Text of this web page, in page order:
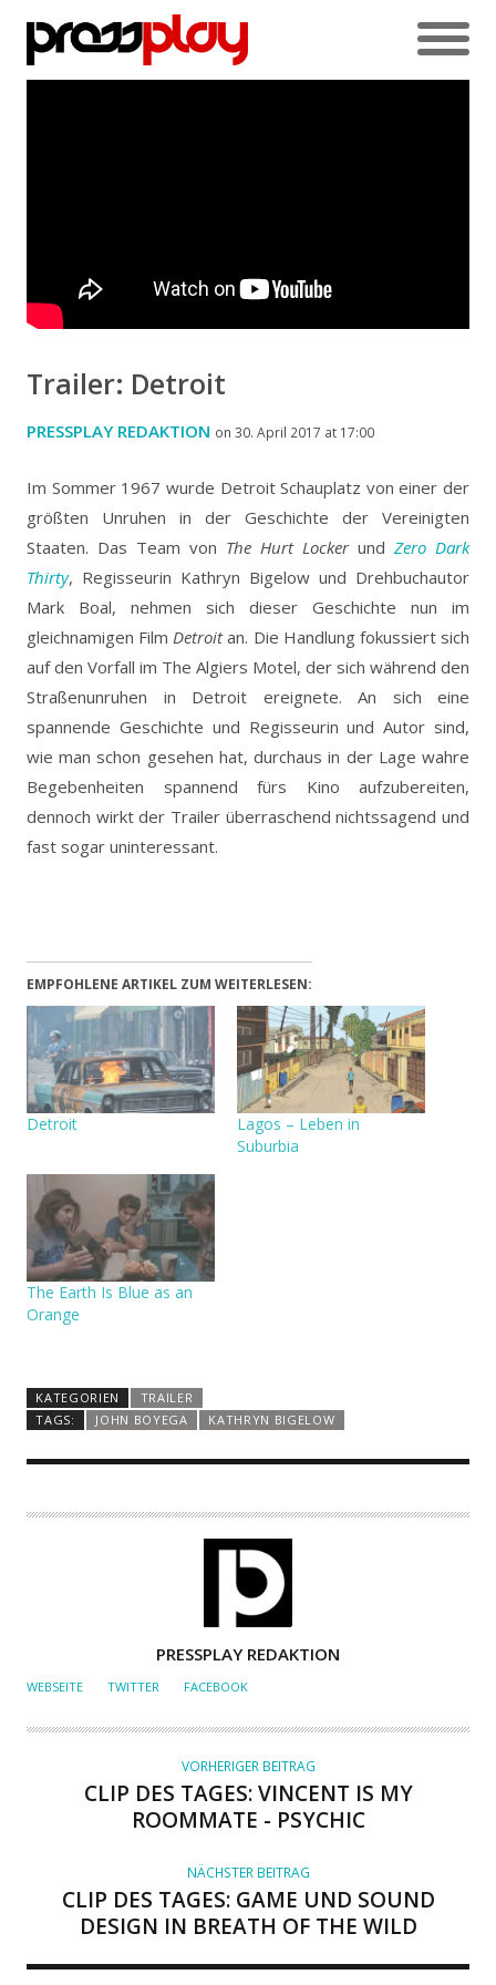
Trailer: Detroit
PRESSPLAY REDAKTION on 30. April 2017 at 17:00
Im Sommer 1967 wurde Detroit Schauplatz von einer der
größten Unruhen in der Geschichte der Vereinigten
Staaten. Das Team von The Hurt Lockerund Zero Dark
Thirty, Regisseurin Kathryn Bigelow und Drehbuchautor
Mark Boal, nehmen sich dieser Geschichte nun im
gleichnamigen Film Detroitan. Die Handlung fokussiert sich
auf den Vorfall im The Algiers Motel, der sich während den
Straßenunruhen in Detroit ereignete. An sich eine
spannende Geschichte und Regisseurin und Autor sind,
wie man schon gesehen hat, durchaus in der Lage wahre
Begebenheiten spannend fürs Kino aufzubereiten,
dennoch wirkt der Trailer überraschend nichtssagend und
fast sogar uninteressant.
EMPFOHLENE ARTIKEL ZUM WEITERLESEN:
Detroit
Lagos – Leben in
Suburbia
The Earth Is Blue as an
Orange
KATEGORIEN
TRAILER
TAGS:
JOHN BOYEGA KATHRYN BIGELOW
U
O
PRESSPLAY REDAKTION
WEBSEITE TWITTER FACEBOOK
VORHERIGER BEITRAG
CLIP DES TAGES: VINCENT IS MY
ROOMMATE - PSYCHIC
NÄCHSTER BEITRAG
CLIP DES TAGES: GAME UND SOUND
DESIGN IN BREATH OF THE WILD